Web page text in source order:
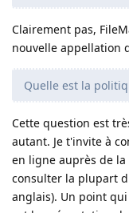
Clairement pas,
nouvelle appellation
Quelle est la
Cette question est
autant. Je t'invite à
en ligne auprès de
consulter la plupart
anglais). Un point